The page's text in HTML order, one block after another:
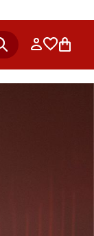
Anmelden